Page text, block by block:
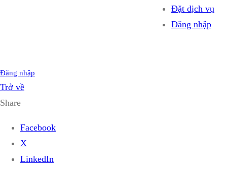
Đặt dịch vụ
Đăng nhập
Đăng nhập
Trở về
Share
Facebook
X
LinkedIn